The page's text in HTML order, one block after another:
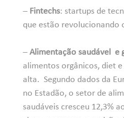
–Fintechs: startups de
que estão revolucionando
– Alimentação saudável e
alimentos orgânicos, diet
alta. Segundo dados da
no Estadão, o setor de
saudáveis cresceu 12,3%